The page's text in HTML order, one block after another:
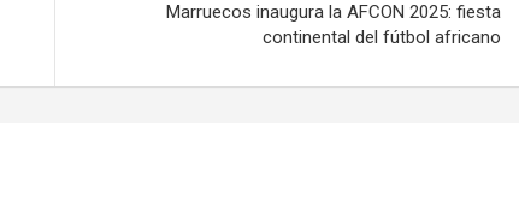
Marruecos inaugura la AFCON 2025: fiesta
continental del fútbol africano